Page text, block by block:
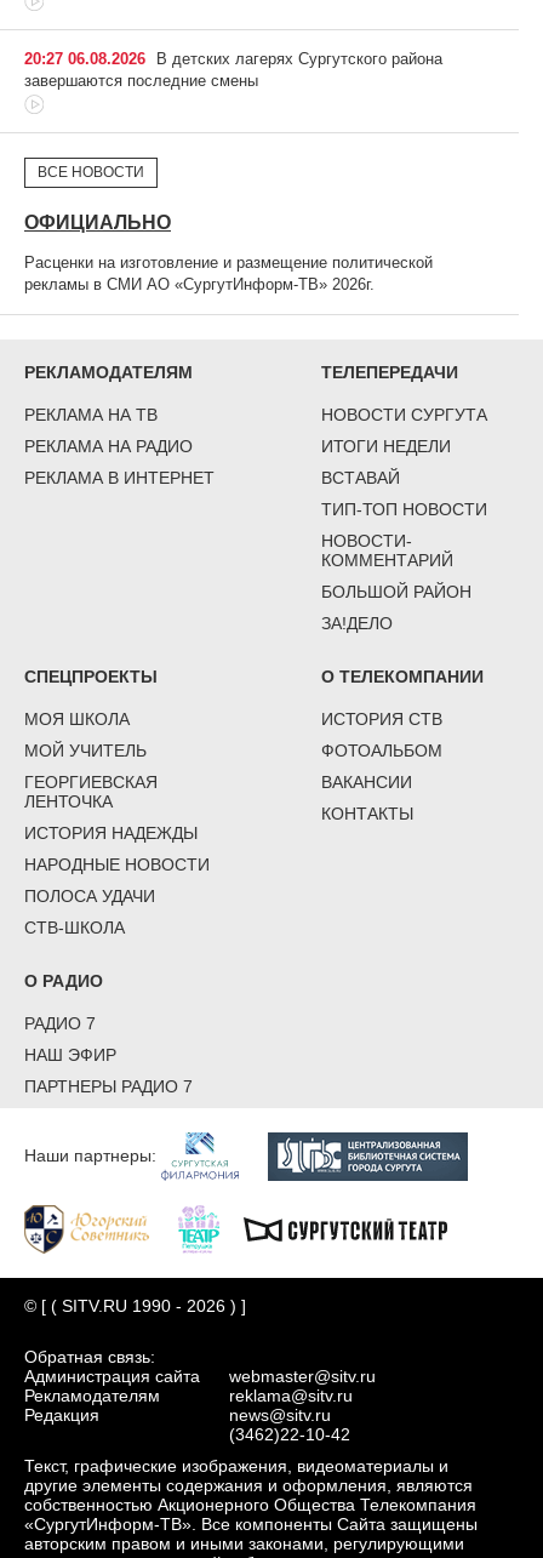
20:27 06.08.2026
В детских лагерях Сургутского района
завершаются последние смены
ВСЕ НОВОСТИ
ОФИЦИАЛЬНО
Расценки на изготовление и размещение политической
рекламы в СМИ АО «СургутИнформ-ТВ» 2026г.
РЕКЛАМОДАТЕЛЯМ
РЕКЛАМА НА ТВ
РЕКЛАМА НА РАДИО
РЕКЛАМА В ИНТЕРНЕТ
ТЕЛЕПЕРЕДАЧИ
НОВОСТИ СУРГУТА
ИТОГИ НЕДЕЛИ
ВСТАВАЙ
ТИП-ТОП НОВОСТИ
НОВОСТИ-
КОММЕНТАРИЙ
БОЛЬШОЙ РАЙОН
ЗА!ДЕЛО
СПЕЦПРОЕКТЫ
МОЯ ШКОЛА
МОЙ УЧИТЕЛЬ
ГЕОРГИЕВСКАЯ
ЛЕНТОЧКА
ИСТОРИЯ НАДЕЖДЫ
НАРОДНЫЕ НОВОСТИ
ПОЛОСА УДАЧИ
СТВ-ШКОЛА
О ТЕЛЕКОМПАНИИ
ИСТОРИЯ СТВ
ФОТОАЛЬБОМ
ВАКАНСИИ
КОНТАКТЫ
О РАДИО
РАДИО 7
НАШ ЭФИР
ПАРТНЕРЫ РАДИО 7
Наши партнеры:
© [ ( SITV.RU 1990 - 2026 ) ]
Обратная связь:
Администрация сайта
Рекламодателям
Редакция
webmaster@sitv.ru
reklama@sitv.ru
news@sitv.ru
(3462)22-10-42
Текст, графические изображения, видеоматериалы и
другие элементы содержания и оформления, являются
собственностью Акционерного Общества Телекомпания
«СургутИнформ-ТВ». Все компоненты Сайта защищены
авторским правом и иными законами, регулирующими